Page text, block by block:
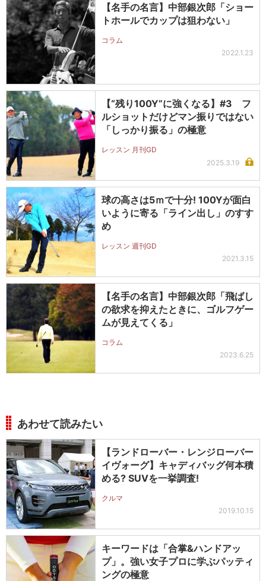
【名手の名言】中部銀次郎「ショー
トホールでカップは狙わない」
コラム
2022.1.23
【“残り100Y”に強くなる】#3 フ
ルショットだけどマン振りではない
「しっかり振る」の極意
レッスン 月刊GD
2025.3.19
球の高さは5ｍで十分! 100Yが面白
いように寄る「ライン出し」のすす
め
レッスン 週刊GD
2021.3.15
【名手の名言】中部銀次郎「飛ばし
の欲求を抑えたときに、ゴルフゲー
ムが見えてくる」
コラム
2023.6.25
あわせて読みたい
【ランドローバー・レンジローバー
イヴォーグ】キャディバッグ何本積
める? SUVを一挙調査!
クルマ
2019.10.15
キーワードは「合掌&ハンドアッ
プ」。強い女子プロに学ぶパッティ
ングの極意